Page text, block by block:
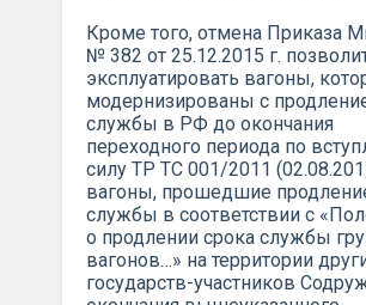
Кроме того, отмена Приказа
№ 382 от 25.12.2015 г.
эксплуатировать вагоны,
модернизированы с
службы в РФ до окончания
переходного периода по
силу ТР ТС 001/2011
вагоны, прошедшие
службы в соответствии с
о продлении срока службы
вагонов…» на территории
государств-участников